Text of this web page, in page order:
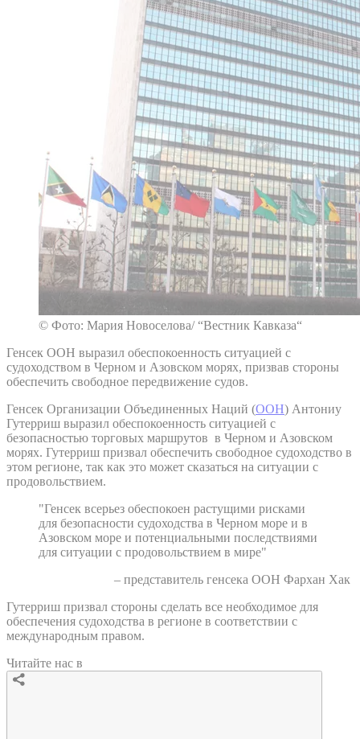
© Фото: Мария Новоселова/ “Вестник Кавказа“
Генсек ООН выразил обеспокоенность ситуацией с
судоходством в Черном и Азовском морях, призвав стороны
обеспечить свободное передвижение судов.
Генсек Организации Объединенных Наций (ООН) Антониу
Гутерриш выразил обеспокоенность ситуацией с
безопасностью торговых маршрутов в Черном и Азовском
морях. Гутерриш призвал обеспечить свободное судоходство в
этом регионе, так как это может сказаться на ситуации с
продовольствием.
"Генсек всерьез обеспокоен растущими рисками
для безопасности судоходства в Черном море и в
Азовском море и потенциальными последствиями
для ситуации с продовольствием в мире"
– представитель генсека ООН Фархан Хак
Гутерриш призвал стороны сделать все необходимое для
обеспечения судоходства в регионе в соответствии с
международным правом.
Читайте нас в